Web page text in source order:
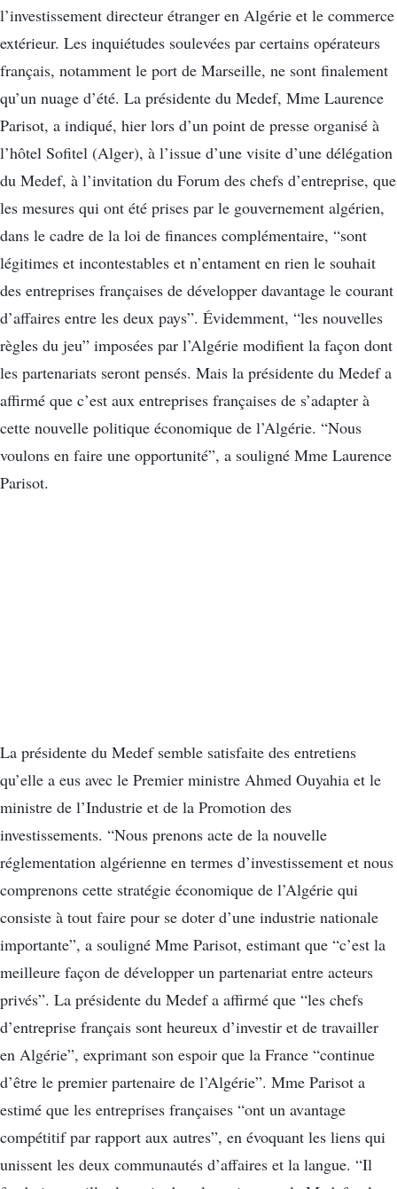
l’investissement directeur étranger en Algérie et le commerce
extérieur. Les inquiétudes soulevées par certains opérateurs
français, notamment le port de Marseille, ne sont finalement
qu’un nuage d’été. La présidente du Medef, Mme Laurence
Parisot, a indiqué, hier lors d’un point de presse organisé à
l’hôtel Sofitel (Alger), à l’issue d’une visite d’une délégation
du Medef, à l’invitation du Forum des chefs d’entreprise, que
les mesures qui ont été prises par le gouvernement algérien,
dans le cadre de la loi de finances complémentaire, “sont
légitimes et incontestables et n’entament en rien le souhait
des entreprises françaises de développer davantage le courant
d’affaires entre les deux pays”. Évidemment, “les nouvelles
règles du jeu” imposées par l’Algérie modifient la façon dont
les partenariats seront pensés. Mais la présidente du Medef a
affirmé que c’est aux entreprises françaises de s’adapter à
cette nouvelle politique économique de l’Algérie. “Nous
voulons en faire une opportunité”, a souligné Mme Laurence
Parisot.
La présidente du Medef semble satisfaite des entretiens
qu’elle a eus avec le Premier ministre Ahmed Ouyahia et le
ministre de l’Industrie et de la Promotion des
investissements. “Nous prenons acte de la nouvelle
réglementation algérienne en termes d’investissement et nous
comprenons cette stratégie économique de l’Algérie qui
consiste à tout faire pour se doter d’une industrie nationale
importante”, a souligné Mme Parisot, estimant que “c’est la
meilleure façon de développer un partenariat entre acteurs
privés”. La présidente du Medef a affirmé que “les chefs
d’entreprise français sont heureux d’investir et de travailler
en Algérie”, exprimant son espoir que la France “continue
d’être le premier partenaire de l’Algérie”. Mme Parisot a
estimé que les entreprises françaises “ont un avantage
compétitif par rapport aux autres”, en évoquant les liens qui
unissent les deux communautés d’affaires et la langue. “Il